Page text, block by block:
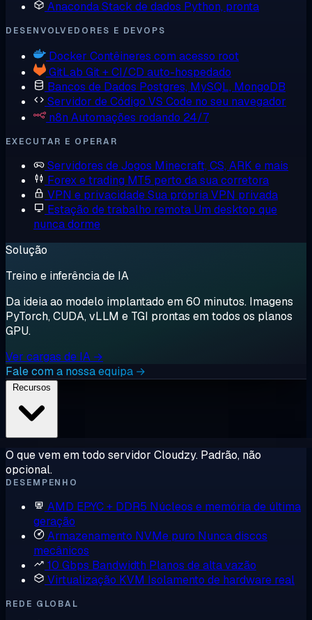
AnacondaStack de dados Python, pronta
DESENVOLVEDORES E DEVOPS
Docker Contêineres com acesso root
GitLab Git + CI/CD auto-hospedado
Bancos de Dados Postgres, MySQL, MongoDB
Servidor de Código VS Code no seu navegador
n8n Automações rodando 24/7
EXECUTAR E OPERAR
Servidores de Jogos Minecraft, CS, ARK e mais
Forex e trading MT5 perto da sua corretora
VPN e privacidadeSua própria VPN privada
Estação de trabalho remota Um desktop que
nunca dorme
Solução
Treino e inferência de IA
Da ideia ao modelo implantado em 60 minutos. Imagens
PyTorch, CUDA, vLLM e TGI prontas em todos os planos
GPU.
Ver cargas de IA →
Fale com a nossa equipa →
O que vem em todo servidor Cloudzy. Padrão, não
opcional.
DESEMPENHO
AMD EPYC + DDR5 Núcleos e memória de última
geração
Armazenamento NVMe puro Nunca discos
mecânicos
10 Gbps Bandwidth Planos de alta vazão
Virtualização KVM Isolamento de hardware real
REDE GLOBAL